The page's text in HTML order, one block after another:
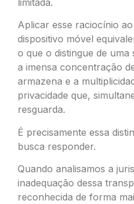
Aplicar esse raciocínio
dispositivo móvel
o que o distingue de uma
a imensa concentração
armazena e a
privacidade que,
resguarda.
É precisamente essa
busca responder.
Quando analisamos a
inadequação dessa
reconhecida de forma